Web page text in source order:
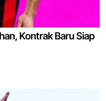
Kontrak Baru Siap